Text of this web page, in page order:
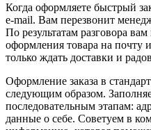
Когда оформляете быстрый
e-mail. Вам перезвонит
По результатам разговора
оформления товара на почту
только ждать доставки и
Оформление заказа в
следующим образом.
последовательным этапам:
данные о себе. Советуем в